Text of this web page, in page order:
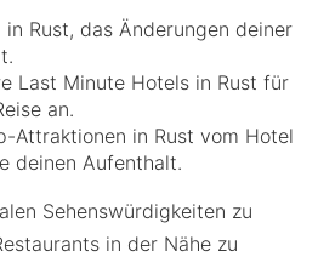
in Rust, das Änderungen deiner
Last Minute Hotels in Rust für
an.
Attraktionen in Rust vom Hotel
deinen Aufenthalt.
Sehenswürdigkeiten zu
in der Nähe zu